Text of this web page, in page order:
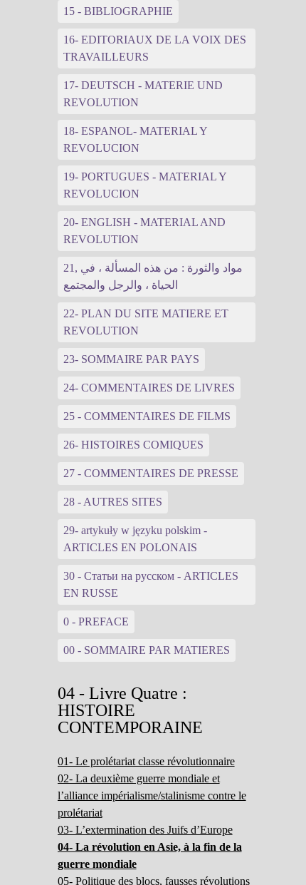
15 - BIBLIOGRAPHIE
16- EDITORIAUX DE LA VOIX DES
TRAVAILLEURS
17- DEUTSCH - MATERIE UND
REVOLUTION
18- ESPANOL- MATERIAL Y
REVOLUCION
19- PORTUGUES - MATERIAL Y
REVOLUCION
20- ENGLISH - MATERIAL AND
REVOLUTION
21, مواد والثورة : من هذه المسألة ، في
الحياة ، والرجل والمجتمع
22- PLAN DU SITE MATIERE ET
REVOLUTION
23- SOMMAIRE PAR PAYS
24- COMMENTAIRES DE LIVRES
25 - COMMENTAIRES DE FILMS
26- HISTOIRES COMIQUES
27 - COMMENTAIRES DE PRESSE
28 - AUTRES SITES
29- artykuły w języku polskim -
ARTICLES EN POLONAIS
30 - Статьи на русском - ARTICLES
EN RUSSE
0 - PREFACE
00 - SOMMAIRE PAR MATIERES
04 - Livre Quatre :
HISTOIRE
CONTEMPORAINE
01- Le prolétariat classe révolutionnaire
02- La deuxième guerre mondiale et
l’alliance impérialisme/stalinisme contre le
prolétariat
03- L’extermination des Juifs d’Europe
04- La révolution en Asie, à la fin de la
guerre mondiale
05- Politique des blocs, fausses révolutions